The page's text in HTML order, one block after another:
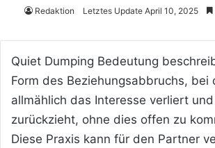
Redaktion Letztes Update April 10, 2025
Quiet Dumping Bedeutung
Form des Beziehungsabbruchs, bei
allmählich das Interesse verliert
zurückzieht, ohne dies offen zu
Diese Praxis kann für den Partner